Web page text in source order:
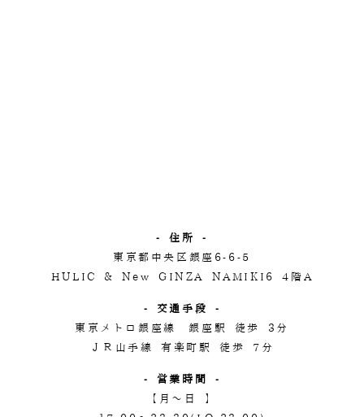
- 住所 -
東京都中央区銀座6-6-5
HULIC & New GINZA NAMIKI6 4階A
- 交通手段 -
東京メトロ銀座線 銀座駅 徒歩 3分
ＪＲ山手線 有楽町駅 徒歩 7分
- 営業時間 -
【月～日 】